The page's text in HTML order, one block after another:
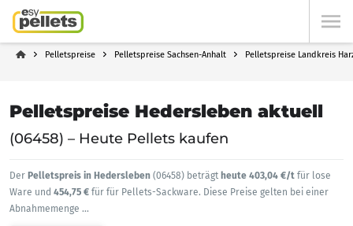
Pelletspreise Pelletspreise Sachsen-Anhalt Pelletspreise Landkreis
Pelletspreise Hedersleben aktuell
(06458) – Heute Pellets kaufen
Der Pelletspreis in Hedersleben (06458) beträgt heute 403,04 €/t für lose
Ware und 454,75 € für für Pellets-Sackware. Diese Preise gelten bei einer
Abnahmemenge ...